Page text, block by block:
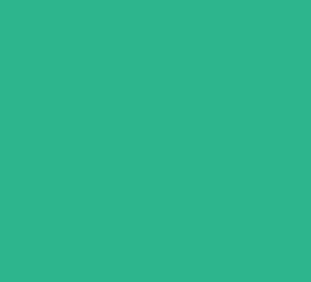
BERAGAMA